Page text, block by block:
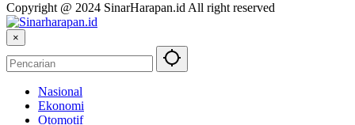
Copyright @ 2024 SinarHarapan.id All right reserved
×
Nasional
Ekonomi
Otomotif